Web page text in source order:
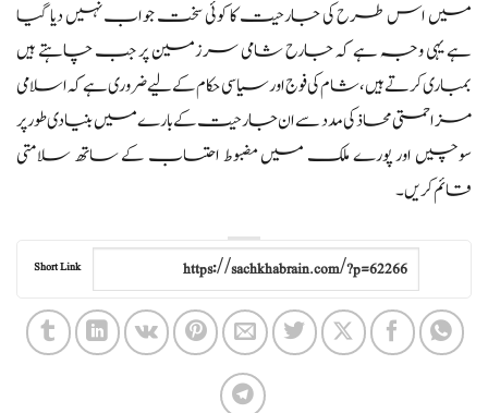
میں اس طرح کی جارحیت کا کوئی سخت جواب نہیں دیا گیا
ہے یہی وجہ ہے کہ جارح شامی سرزمین پر جب چاہتے ہیں
بمباری کرتے ہیں،شام کی فوج اور سیاسی حکام کے لیے ضروری ہے کہ اسلامی
مزاحمتی محاذ کی مدد سے ان جارحیت کے بارے میں بنیادی طور پر
سوچیں اور پورے ملک میں مضبوط احتساب کے ساتھ سلامتی
قائم کریں۔
Short Link